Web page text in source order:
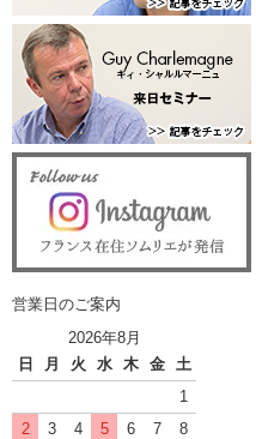
営業日のご案内
2026年8月
日
月 火 水 木 金
土
1
2
3 4 5 6 7
8